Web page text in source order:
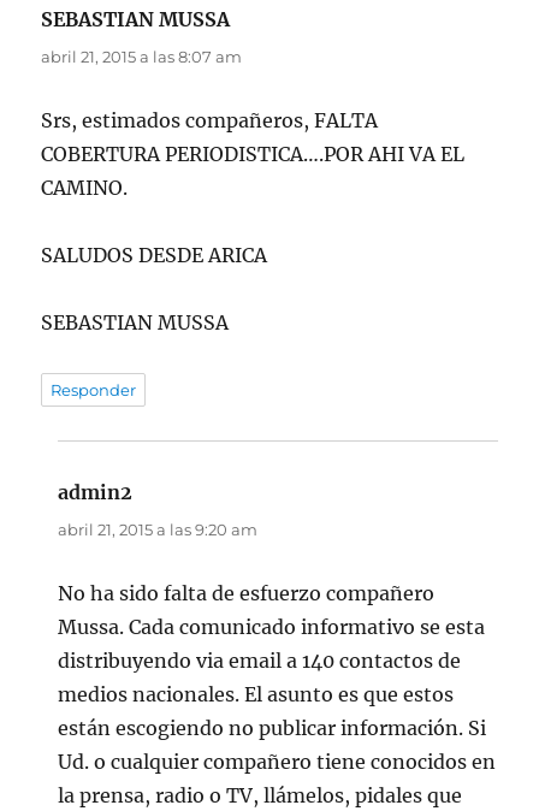
SEBASTIAN MUSSAdice:
abril 21, 2015 a las 8:07 am
Srs, estimados compañeros, FALTA
COBERTURA PERIODISTICA….POR AHI VA EL
CAMINO.
SALUDOS DESDE ARICA
SEBASTIAN MUSSA
Responder
admin2
abril 21, 2015 a las 9:20 am
No ha sido falta de esfuerzo compañero
Mussa. Cada comunicado informativo se esta
distribuyendo via email a 140 contactos de
medios nacionales. El asunto es que estos
están escogiendo no publicar información. Si
Ud. o cualquier compañero tiene conocidos en
la prensa, radio o TV, llámelos, pidales que